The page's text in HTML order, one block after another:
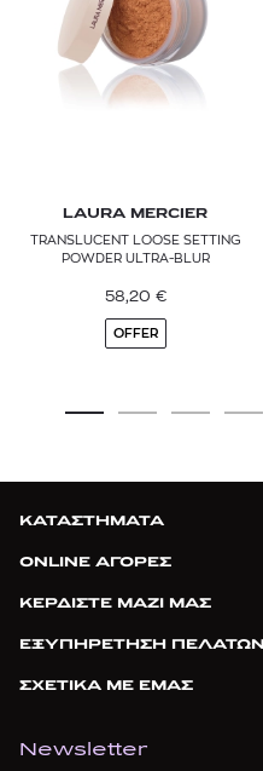
LAURA MERCIER
TRANSLUCENT LOOSE SETTING
POWDER ULTRA-BLUR
58,20 €
OFFER
ΚΑΤΑΣΤΗΜΑΤΑ
ONLINE ΑΓΟΡΕΣ
ΚΕΡΔΙΣΤΕ ΜΑΖΙ ΜΑΣ
ΕΞΥΠΗΡΕΤΗΣΗ ΠΕΛΑΤΩΝ
ΣΧΕΤΙΚΑ ΜΕ ΕΜΑΣ
Newsletter